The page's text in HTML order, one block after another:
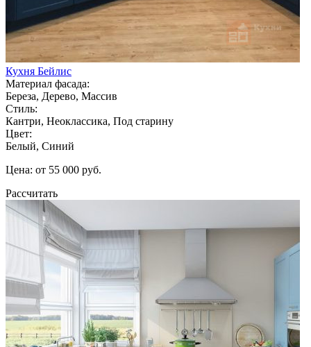
Кухня Бейлис
Материал фасада:
Береза, Дерево, Массив
Стиль:
Кантри, Неоклассика, Под старину
Цвет:
Белый, Синий
Цена: от 55 000 руб.
Рассчитать